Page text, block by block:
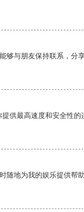
够与朋友保持联系，分享
供最高速度和安全性的
随地为我的娱乐提供帮助